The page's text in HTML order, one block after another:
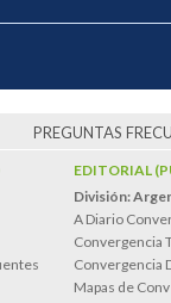
PREGUNTAS
EDITORIAL
División:
A Diario
Convergencia
Convergencia
Mapas de